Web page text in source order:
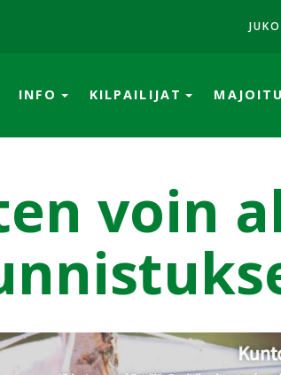
INFO KILPAILIJAT
voin